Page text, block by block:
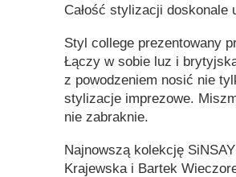
Całość stylizacji doskonale
Styl college prezentowany
Łączy w sobie luz i
z powodzeniem nosić nie
stylizacje imprezowe.
nie zabraknie.
Najnowszą kolekcję
Krajewska i Bartek